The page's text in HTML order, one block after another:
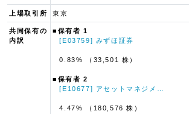
上場取引所 東京
共同保有の
内訳
■保有者 1
[E03759] みずほ証券
0.83% （33,501 株）
■保有者 2
[E10677] アセットマネジメ…
4.47% （180,576 株）